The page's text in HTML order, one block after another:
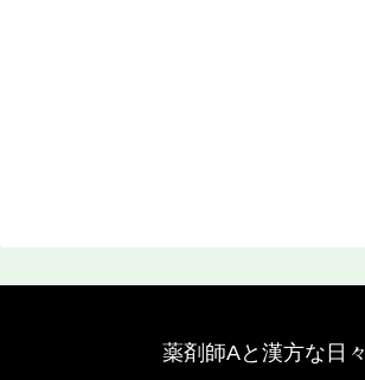
薬剤師Aと漢方な日々